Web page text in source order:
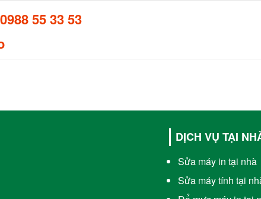
55 33 53
DỊCH VỤ TẠI
Sửa máy in tại nhà
Sửa máy tính tại